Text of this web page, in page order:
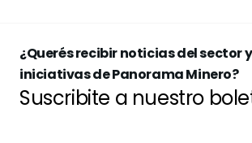
¿Querés recibir noticias del sector
iniciativas de Panorama Minero?
Suscribite a nuestro